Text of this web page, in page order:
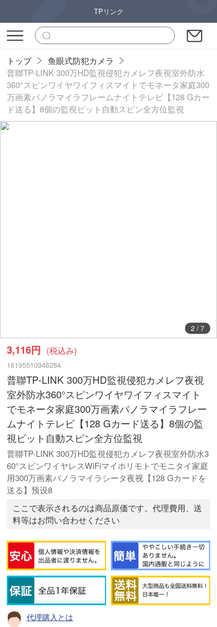
TPリンク
トップ
鱼眼式防犯カメラ
普聯TP-LINK 300万HD監視侵犯カメレフ夜視室外防水
360°スピンワイヤワイフィスマイトでモネータ家庭300
万画素パノラマイラフレームナイトテレビ【128 Gカー
ド送る】8個の監視ビット自動スピン全方位監視
2/ 7
3,116円 (税込み)
16195510946284
普聯TP-LINK 300万HD監視侵犯カメレフ夜視
室外防水360°スピンワイヤワイフィスマイト
でモネータ家庭300万画素パノラマイラフレー
ムナイトテレビ【128 Gカード送る】8個の監
視ビット自動スピン全方位監視
普聯TP-LINK 300万HD監視侵犯カメレフ夜視室外防水3
60°スピンワイヤレスWiFiマイホリモトでモニタイ家庭
用300万画素パノラマイラシータ夜视【128 Gカードを
送る】预设8
ここで表示されるのは商品原価です。代理費用、送
料等はお問い合わせください
代理購入とは